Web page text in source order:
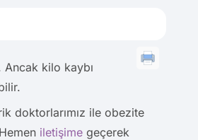
Ancak kilo kaybı
doktorlarımız ile obezite
iletişime geçerek